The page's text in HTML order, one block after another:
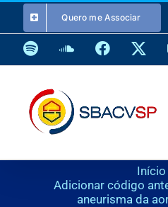
o
conteúdo
Quero me Associar
SpotifySoundCloud
Facebook
Início
Adicionar código
aneurisma da